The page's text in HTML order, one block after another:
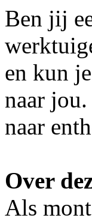
Ben jij
en kun
naar
naar
Over
Als